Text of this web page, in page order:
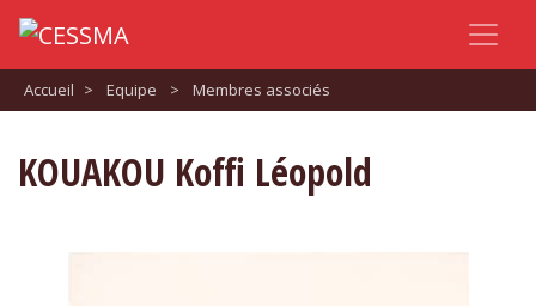
Accueil > Equipe > Membres associés
KOUAKOU Koffi Léopold